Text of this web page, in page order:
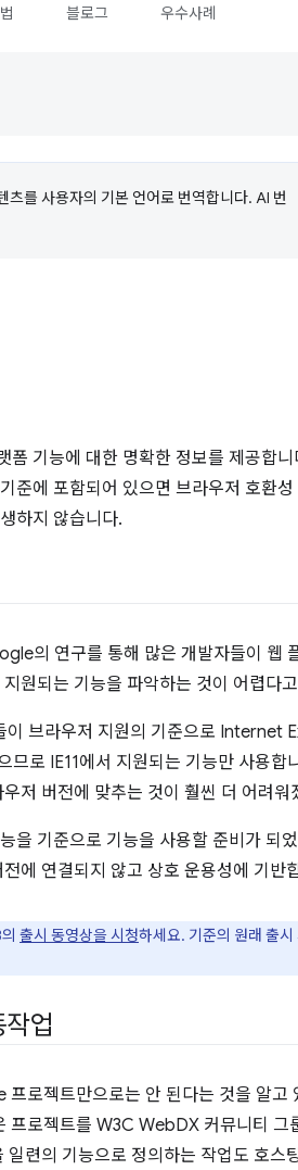
블로그 우수사례
를 사용자의 기본 언어로 번역합니다. AI 번
폼 기능에 대한 명확한 정보를 제공합
준에 포함되어 있으면 브라우저 호환
하지 않습니다.
의 연구를 통해 많은 개발자들이 웹
원되는 기능을 파악하는 것이 어렵다
브라우저 지원의 기준으로 Internet
므로 IE11에서 지원되는 기능만 사용
저 버전에 맞추는 것이 훨씬 더 어려워
을 기준으로 기능을 사용할 준비가 되
에 연결되지 않고 상호 운용성에 기반
출시 동영상을 시청하세요. 기준의 원래 출
업
로젝트만으로는 안 된다는 것을 알고
로젝트를 W3C WebDX 커뮤니티 그
련의 기능으로 정의하는 작업도 호스